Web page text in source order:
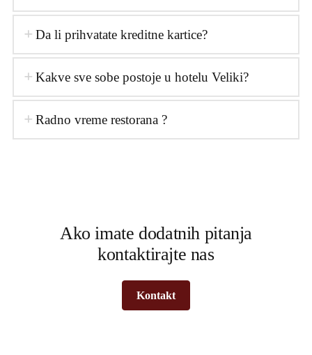
Da li prihvatate kreditne kartice?
Kakve sve sobe postoje u hotelu Veliki?
Radno vreme restorana ?
Ako imate dodatnih pitanja
kontaktirajte nas
Kontakt